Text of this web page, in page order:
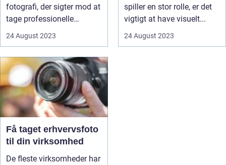
fotografi, der sigter mod at
tage professionelle
billede...
24 August 2023
spiller en stor rolle, er det
vigtigt at have visuelt...
24 August 2023
Få taget erhvervsfoto
til din virksomhed
De fleste virksomheder har